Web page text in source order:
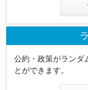
公約・政策がランダ
とができます。